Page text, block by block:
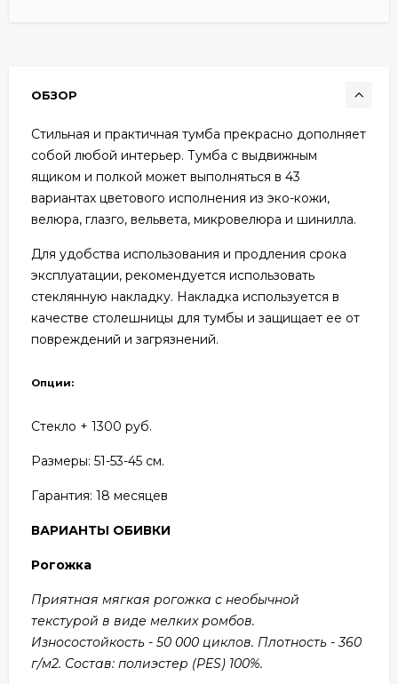
ОБЗОР
Стильная и практичная тумба прекрасно дополняет
собой любой интерьер. Тумба с выдвижным
ящиком и полкой может выполняться в 43
вариантах цветового исполнения из эко-кожи,
велюра, глазго, вельвета, микровелюра и шинилла.
Для удобства использования и продления срока
эксплуатации, рекомендуется использовать
стеклянную накладку. Накладка используется в
качестве столешницы для тумбы и защищает ее от
повреждений и загрязнений.
Опции:
Стекло + 1300 руб.
Размеры: 51-53-45 см.
Гарантия: 18 месяцев
ВАРИАНТЫ ОБИВКИ
Рогожка
Приятная мягкая рогожка с необычной
текстурой в виде мелких ромбов.
Износостойкость - 50 000 циклов. Плотность - 360
г/м2. Состав: полиэстер (PES) 100%.